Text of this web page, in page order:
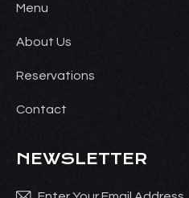
Menu
About Us
Reservations
Contact
NEWSLETTER